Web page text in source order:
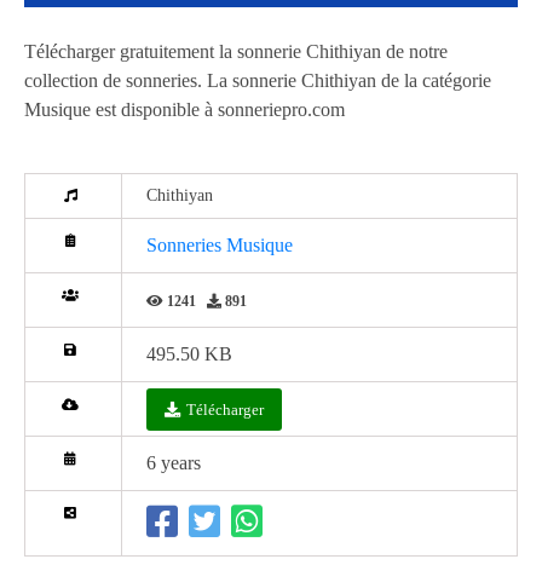
Télécharger gratuitement la sonnerie Chithiyan de notre
collection de sonneries. La sonnerie Chithiyan de la catégorie
Musique est disponible à sonneriepro.com
Chithiyan
Sonneries Musique
1241 891
495.50 KB
Télécharger
6 years